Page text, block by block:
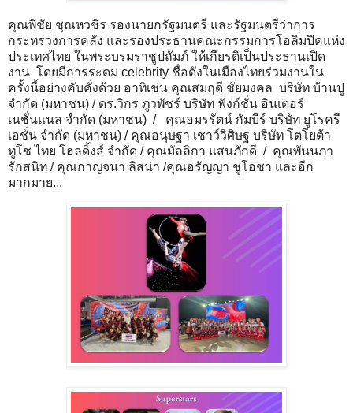
คุณพิชัย ชุณหวชิร รองนายกรัฐมนตรี และรัฐมนตรีว่าการ
กระทรวงการคลัง และรองประธานคณะกรรมการโอลิมปิคแห่ง
ประเทศไทย ในพระบรมราชูปถัมภ์ ให้เกียรติเป็นประธานเปิด
งาน โดยมีการระดม celebrity ชื่อดังในเมืองไทยร่วมงานใน
ครั้งนี้อย่างคับคั่งด้วย อาทิเช่น คุณสมฤดี ชัยมงคล บริษัท บ้านปู
จำกัด (มหาชน) / ดร.วิกร ภูวพัชร์ บริษัท ฟังก์ชั่น อินเตอร์
เนชั่นแนล จำกัด (มหาชน) / คุณอมรรัตน์ กัมบีร์ บริษัท ยูโรครี
เอชั่น จำกัด (มหาชน) / คุณอนุษฐา เชาว์วิศิษฐ บริษัท โตโยต้า
ทูโช ไทย โฮลดิ้งส์ จำกัด / คุณมัลลิกา แสนภักดี / คุณพันนภา
รักสนิท / คุณกาญจนา ลิสน่า /คุณอรัญญา ชูโอชา และอีก
มากมาย...